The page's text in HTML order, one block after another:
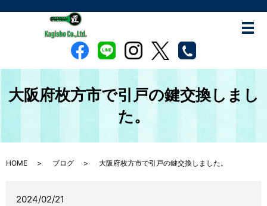
大阪府枚方市で引戸の鍵交換しまし
た。
HOME ブログ 大阪府枚方市で引戸の鍵交換しました。
2024/02/21